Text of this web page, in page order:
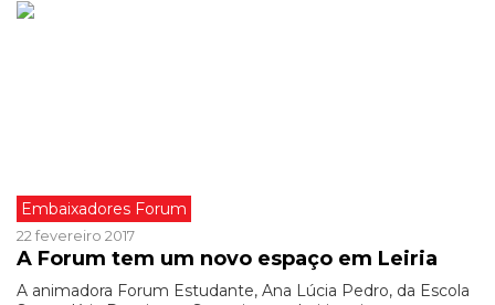
Embaixadores Forum
22 fevereiro 2017
A Forum tem um novo espaço em Leiria
A animadora Forum Estudante, Ana Lúcia Pedro, da Escola